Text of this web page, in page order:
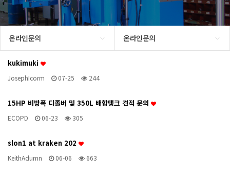
온라인문의 온라인문의
kukimuki
JosephIcorm 07-25 244
15HP 비방폭 디졸버 및 350L 배합탱크 견적 문의
ECOPD 06-23 305
slon1 at kraken 202
KeithAdumn 06-06 663